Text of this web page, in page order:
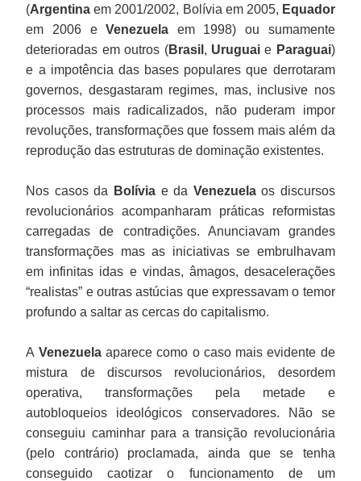
(Argentina em 2001/2002, Bolívia em 2005, Equador
em 2006 eVenezuela em 1998) ou sumamente
deterioradas em outros (Brasil , Uruguaie Paraguai)
e a impotência das bases populares que derrotaram
governos, desgastaram regimes, mas, inclusive nos
processos mais radicalizados, não puderam impor
revoluções, transformações que fossem mais além da
reprodução das estruturas de dominação existentes.
Nos casos da Bolíviae da Venezuelaos discursos
revolucionários acompanharam práticas reformistas
carregadas de contradições. Anunciavam grandes
transformações mas as iniciativas se embrulhavam
em infinitas idas e vindas, âmagos, desacelerações
“realistas” e outras astúcias que expressavam o temor
profundo a saltar as cercas do capitalismo.
A Venezuelaaparece como o caso mais evidente de
mistura de discursos revolucionários, desordem
operativa, transformações pela metade e
autobloqueios ideológicos conservadores. Não se
conseguiu caminhar para a transição revolucionária
(pelo contrário) proclamada, ainda que se tenha
conseguido caotizar o funcionamento de um